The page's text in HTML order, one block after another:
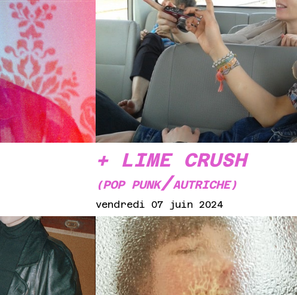
+ LIME CRUSH
(POP PUNK/AUTRICHE)
vendredi 07 juin 2024